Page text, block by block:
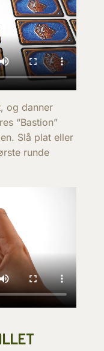
og danner
“Bastion”
Slå plat eller
runde